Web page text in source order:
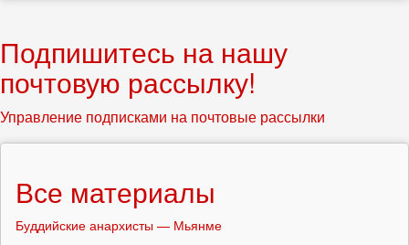
Подпишитесь на нашу
почтовую рассылку!
Управление подписками на почтовые рассылки
Все материалы
Буддийские анархисты — Мьянме